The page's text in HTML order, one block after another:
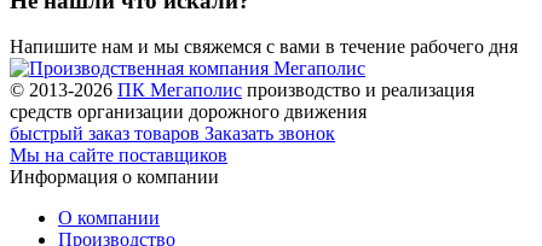
Напишите нам и мы свяжемся с вами в течение рабочего дня
© 2013-2026 ПК Мегаполис производство и реализация
средств организации дорожного движения
быстрый заказ товаров Заказать звонок
Мы на сайте поставщиков
Информация о компании
О компании
Производство